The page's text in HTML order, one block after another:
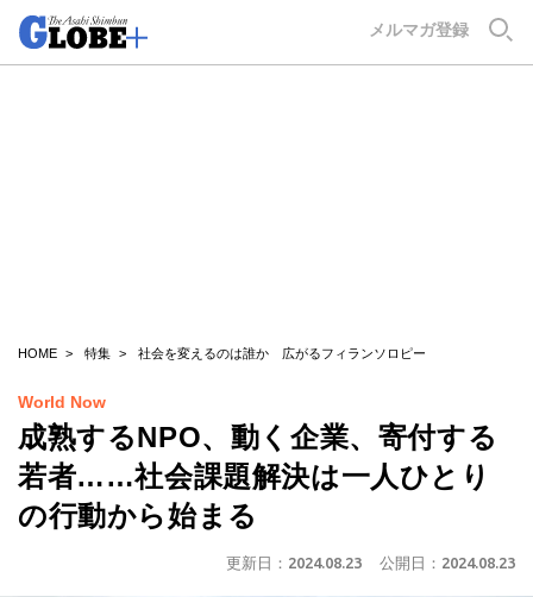
メルマガ登録
HOME 特集 社会を変えるのは誰か 広がるフィランソロピー
World Now
成熟するNPO、動く企業、寄付する
若者……社会課題解決は一人ひとり
の行動から始まる
更新日： 2024.08.23 公開日： 2024.08.23